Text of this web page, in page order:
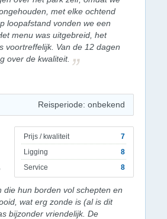
met elke ochtend
loopafstand vonden we een
menu was uitgebreid, het
voortreffelijk. Van de 12 dagen
over de kwaliteit.
Reisperiode: onbekend
Prijs / kwaliteit
7
Ligging
8
Service
8
hun borden vol schepten en
wat erg zonde is (al is dit
bijzonder vriendelijk. De